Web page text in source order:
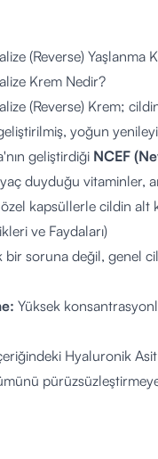
(Reverse) Yaşlanma
Krem Nedir?
(Reverse) Krem;
yoğun
geliştirdiği NCEF
duyduğu vitaminler,
kapsüllerle cildin alt
ve Faydaları)
soruna değil, genel
Yüksek
Hyaluronik